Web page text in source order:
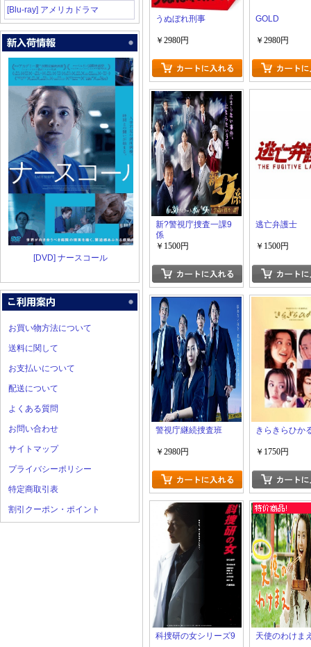
[Blu-ray] アメリカドラマ
[DVD] ナースコール
お買い物方法について
送料に関して
お支払いについて
配送について
よくある質問
お問い合わせ
サイトマップ
プライバシーポリシー
特定商取引表
割引クーポン・ポイント
うぬぼれ刑事
￥2980円
GOLD
￥2980円
新?警視庁捜査一課9
係
￥1500円
逃亡弁護士
￥1500円
警視庁継続捜査班
￥2980円
きらきらひか
￥1750円
科捜研の女シリーズ9 天使のわけま